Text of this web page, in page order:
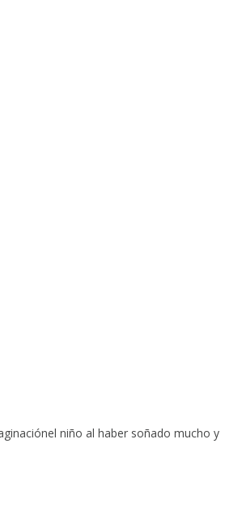
niño al haber soñado mucho y